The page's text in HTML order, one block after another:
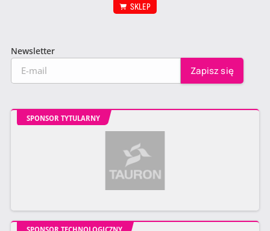
SKLEP
Newsletter
SPONSOR TYTULARNY